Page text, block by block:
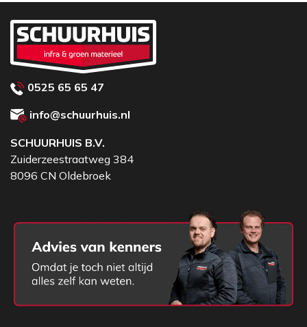
0525 65 65 47
info@schuurhuis.nl
SCHUURHUIS B.V.
Zuiderzeestraatweg 384
8096 CN Oldebroek